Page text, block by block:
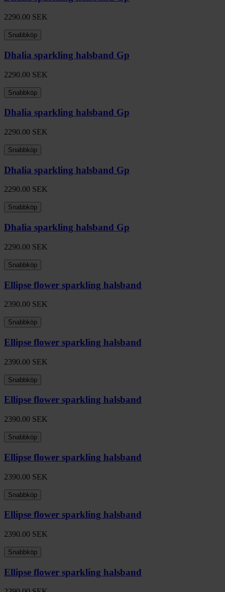
2290.00 SEK
Snabbköp
Dhalia sparkling halsband Gp
2290.00 SEK
Snabbköp
Dhalia sparkling halsband Gp
2290.00 SEK
Snabbköp
Dhalia sparkling halsband Gp
2290.00 SEK
Snabbköp
Dhalia sparkling halsband Gp
2290.00 SEK
Snabbköp
Ellipse flower sparkling halsband
2390.00 SEK
Snabbköp
Ellipse flower sparkling halsband
2390.00 SEK
Snabbköp
Ellipse flower sparkling halsband
2390.00 SEK
Snabbköp
Ellipse flower sparkling halsband
2390.00 SEK
Snabbköp
Ellipse flower sparkling halsband
2390.00 SEK
Snabbköp
Ellipse flower sparkling halsband